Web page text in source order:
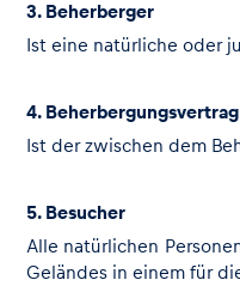
Alle anzeigen
3. Beherberger
Ist eine natürliche oder
4. Beherbergungsvertrag
Ist der zwischen dem
5. Besucher
Alle natürlichen
Geländes in einem für